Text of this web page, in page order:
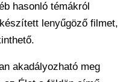
hasonló témákról
lenyűgöző filmet,
akadályozható meg